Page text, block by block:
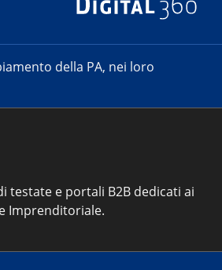
della PA, nei loro
testate e portali B2B dedicati ai
Imprenditoriale.